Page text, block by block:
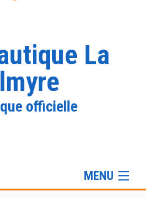
La
officielle
MENU